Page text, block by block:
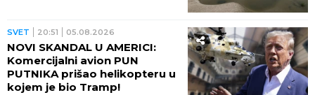
SVET 20:51 05.08.2026
NOVI SKANDAL U AMERICI:
Komercijalni avion PUN
PUTNIKA prišao helikopteru u
kojem je bio Tramp!